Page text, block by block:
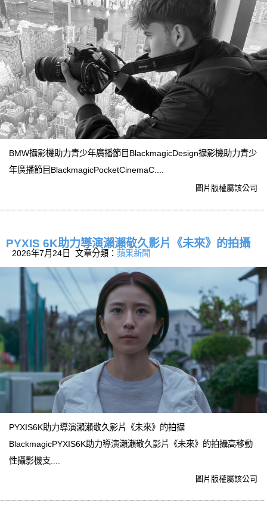
BMW攝影機助力青少年廣播節目BlackmagicDesign攝影機助力青少
年廣播節目BlackmagicPocketCinemaC....
圖片版權屬該公司
PYXIS 6K助力導演瀨瀨敬久影片《未來》的拍攝
2026年7月24日 文章分類： 蘋果新聞
PYXIS6K助力導演瀨瀨敬久影片《未來》的拍攝
BlackmagicPYXIS6K助力導演瀨瀨敬久影片《未來》的拍攝高移動
性攝影機支....
圖片版權屬該公司